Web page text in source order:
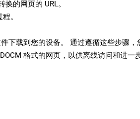
的网页的 URL。
。
下载到您的设备。 通过遵循这些步骤，
格式的网页，以供离线访问和进一